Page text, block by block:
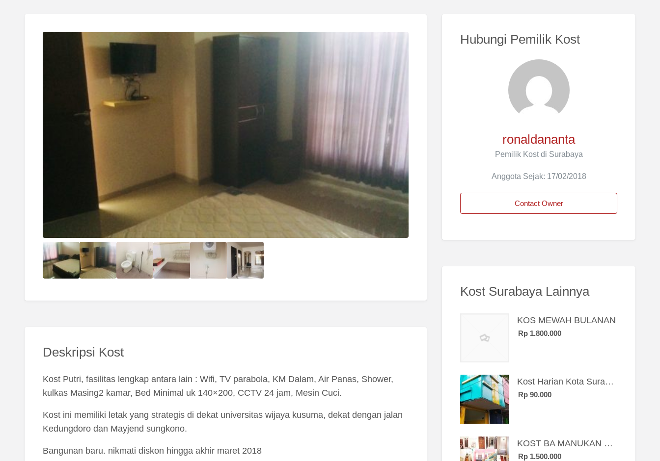
Deskripsi Kost
Kost Putri, fasilitas lengkap antara lain : Wifi, TV parabola, KM Dalam, Air Panas, Shower,
kulkas Masing2 kamar, Bed Minimal uk 140×200, CCTV 24 jam, Mesin Cuci.
Kost ini memiliki letak yang strategis di dekat universitas wijaya kusuma, dekat dengan jalan
Kedungdoro dan Mayjend sungkono.
Bangunan baru. nikmati diskon hingga akhir maret 2018
Hubungi Pemilik Kost
ronaldananta
Pemilik Kost di Surabaya
Anggota Sejak: 17/02/2018
Contact Owner
Kost Surabaya Lainnya
KOS MEWAH BULANAN
Rp 1.800.000
Kost Harian Kota Surabaya “Sierra Kost”
Rp 90.000
KOST BA MANUKAN SBY BRT
Rp 1.500.000